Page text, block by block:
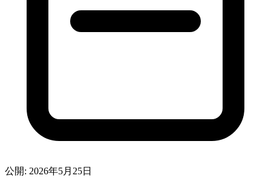
公開: 2026年5月25日